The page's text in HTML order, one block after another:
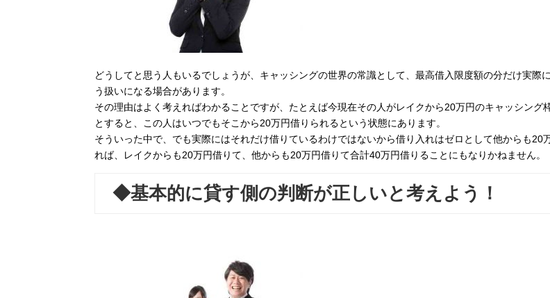
どうしてと思う人もいるでしょうが、キャッシングの世界の常識として、最高借入限度額の分だけ実際
う扱いになる場合があります。
その理由はよく考えればわかることですが、たとえば今現在その人がレイクから20万円のキャッシング
とすると、この人はいつでもそこから20万円借りられるという状態にあります。
そういった中で、でも実際にはそれだけ借りているわけではないから借り入れはゼロとして他からも20
れば、レイクからも20万円借りて、他からも20万円借りて合計40万円借りることにもなりかねません。
◆基本的に貸す側の判断が正しいと考えよう！